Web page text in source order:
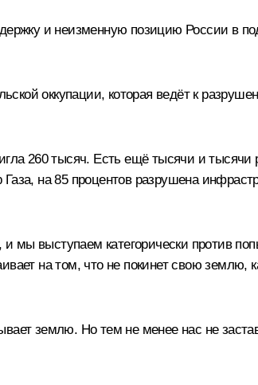
и неизменную позицию России в
оккупации, которая ведёт к
260 тысяч. Есть ещё тысячи и тысячи
на 85 процентов разрушена
мы выступаем категорически против
на том, что не покинет свою землю,
землю. Но тем не менее нас не